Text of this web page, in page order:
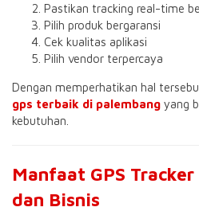
Pastikan tracking real-time
Pilih produk bergaransi
Cek kualitas aplikasi
Pilih vendor terpercaya
Dengan memperhatikan hal
gps terbaik di palembang yang
kebutuhan.
Manfaat GPS
dan Bisnis